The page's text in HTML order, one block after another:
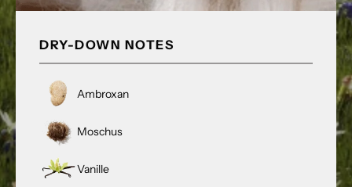
DRY-DOWN NOTES
Ambroxan
Moschus
Vanille